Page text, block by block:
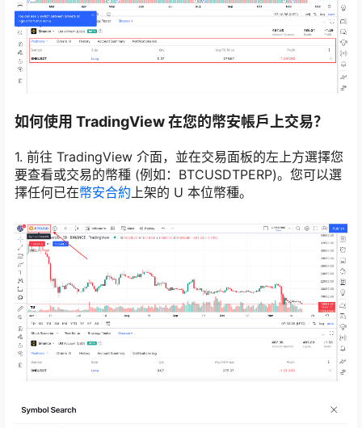
如何使用 TradingView 在您的幣安帳戶上交易？
1. 前往 TradingView 介面，並在交易面板的左上方選擇您
要查看或交易的幣種 (例如：BTCUSDTPERP)。您可以選
擇任何已在幣安合約 上架的 U 本位幣種。